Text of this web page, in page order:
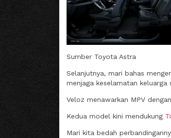
Sumber Toyota Astra
Selanjutnya, mari bahas
menjaga keselamatan keluarga
Veloz menawarkan MPV
Kedua model kini mendukung
Mari kita bedah